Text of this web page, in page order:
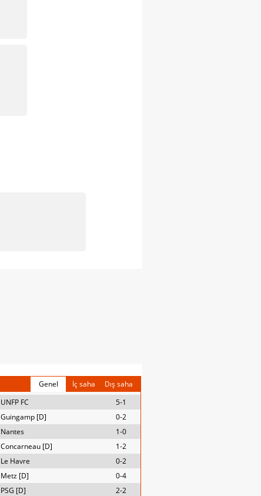
Genel İç saha
Dış saha
UNFP FC
5-1
Guingamp [D]
0-2
Nantes
1-0
Concarneau [D]
1-2
Le Havre
0-2
Metz [D]
0-4
PSG [D]
2-2